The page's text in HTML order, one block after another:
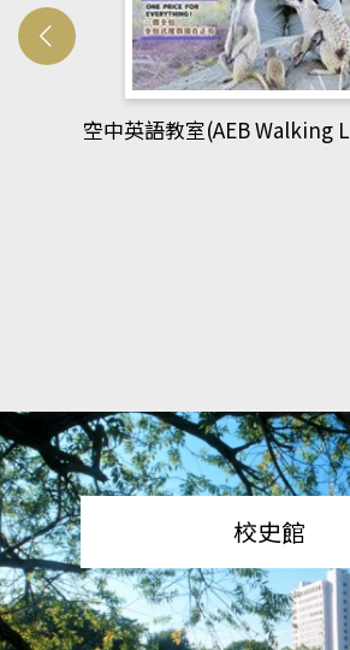
網管人(kono平台)
校史館